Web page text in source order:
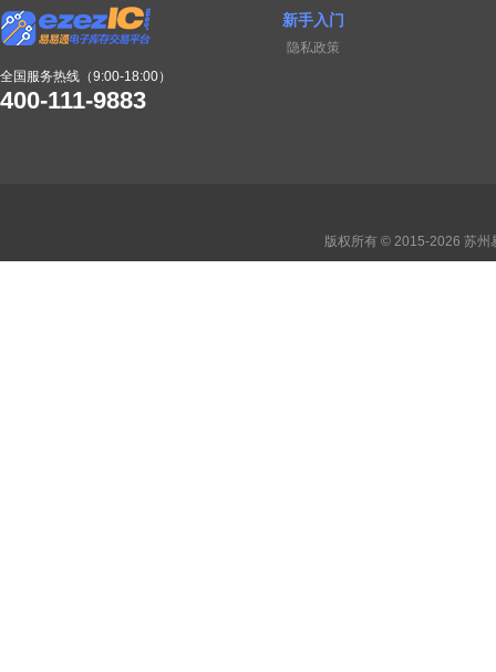
全国服务热线（9:00-18:00）
400-111-9883
新手入门
隐私政策
版权所有 © 2015-2026 苏州